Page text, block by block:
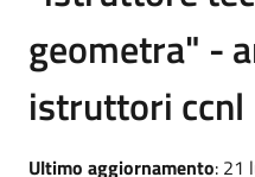
geometra" -
istruttori
Ultimo aggiornamento: 21